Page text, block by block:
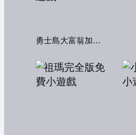
勇士島大富翁加強版